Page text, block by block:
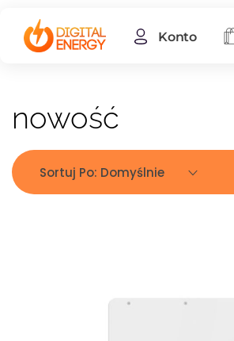
Konto
nowość
Sortuj Po: Domyślnie